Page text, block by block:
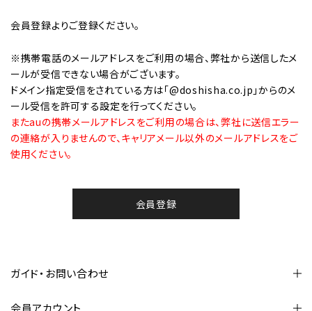
会員登録よりご登録ください。
※携帯電話のメールアドレスをご利用の場合、弊社から送信したメ
ールが受信できない場合がございます。
ドメイン指定受信をされている方は「@doshisha.co.jp」からのメ
ール受信を許可する設定を行ってください。
またauの携帯メールアドレスをご利用の場合は、弊社に送信エラー
の連絡が入りませんので、キャリアメール以外のメールアドレスをご
使用ください。
会員登録
ガイド・お問い合わせ
会員アカウント